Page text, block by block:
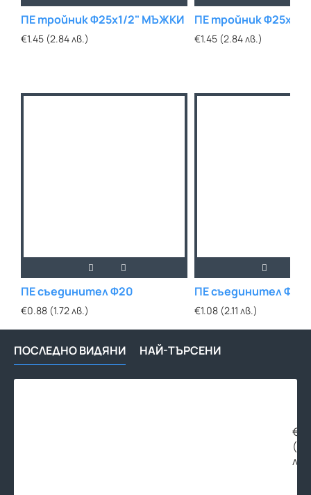
ПЕ тройник Ф25х1/2" МЪЖКИ
€1.45 (2.84 лв.)
ПЕ тройник Ф25х3/
€1.45 (2.84 лв.)
ПЕ съединител Ф20
€0.88 (1.72 лв.)
ПЕ съединител Ф25
€1.08 (2.11 лв.)
ПОСЛЕДНО ВИДЯНИ НАЙ-ТЪРСЕНИ
лв.)